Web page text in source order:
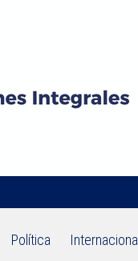
Política Internacional